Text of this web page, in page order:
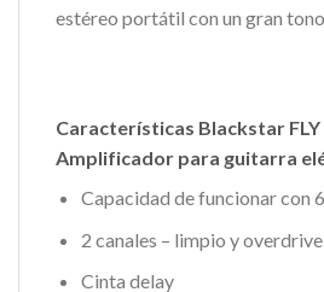
estéreo portátil con un gran tono.
Características Blackstar FLY
Amplificador para guitarra
Capacidad de funcionar con
2 canales – limpio y overdrive
Cinta delay